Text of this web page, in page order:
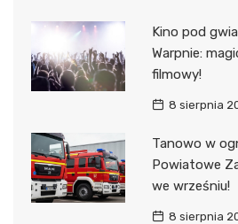
Kino pod
Warpnie:
filmowy!
8 sierpnia
Tanowo w
Powiatowe
we wrześniu!
8 sierpnia